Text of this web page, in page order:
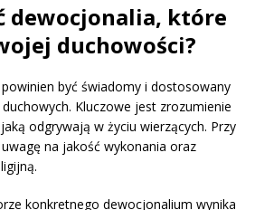
dewocjonalia, które
duchowości?
być świadomy i dostosowany
Kluczowe jest zrozumienie
odgrywają w życiu wierzących. Przy
na jakość wykonania oraz
konkretnego dewocjonalium wynika